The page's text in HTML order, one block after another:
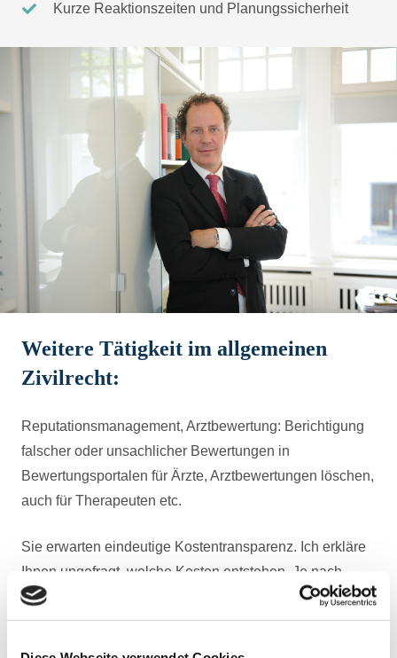
Kurze Reaktionszeiten und Planungssicherheit
Weitere Tätigkeit im allgemeinen
Zivilrecht:
Reputationsmanagement, Arztbewertung: Berichtigung
falscher oder unsachlicher Bewertungen in
Bewertungsportalen für Ärzte, Arztbewertungen löschen,
auch für Therapeuten etc.
Sie erwarten eindeutige Kostentransparenz. Ich erkläre
Ihnen ungefragt, welche Kosten entstehen. Je nach
Aufgabenstellung können statt der gesetzlichen
Gebühren auch Pauschal- oder Stundenhonorare